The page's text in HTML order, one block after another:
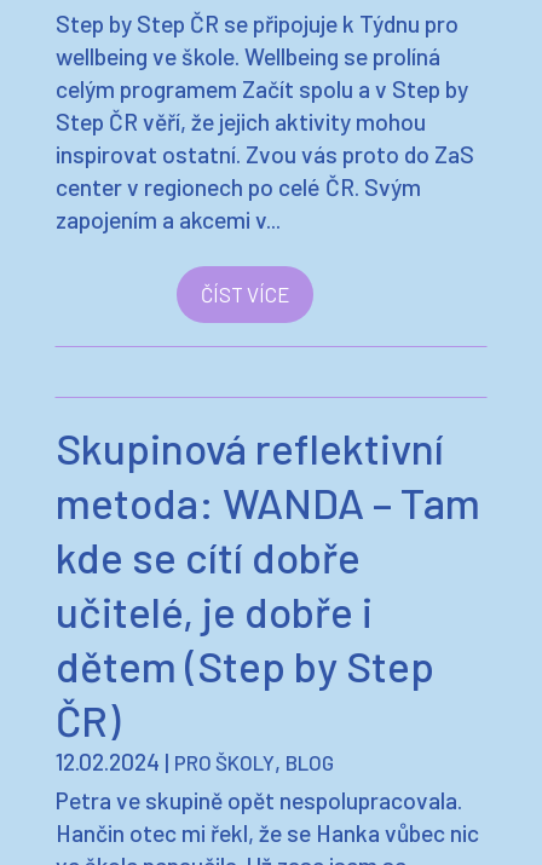
Step by Step ČR se připojuje k Týdnu pro
wellbeing ve škole. Wellbeing se prolíná
celým programem Začít spolu a v Step by
Step ČR věří, že jejich aktivity mohou
inspirovat ostatní. Zvou vás proto do ZaS
center v regionech po celé ČR. Svým
zapojením a akcemi v...
ČÍST VÍCE
Skupinová reflektivní
metoda: WANDA – Tam
kde se cítí dobře
učitelé, je dobře i
dětem (Step by Step
ČR)
12.02.2024 | PRO ŠKOLY, BLOG
Petra ve skupině opět nespolupracovala.
Hančin otec mi řekl, že se Hanka vůbec nic